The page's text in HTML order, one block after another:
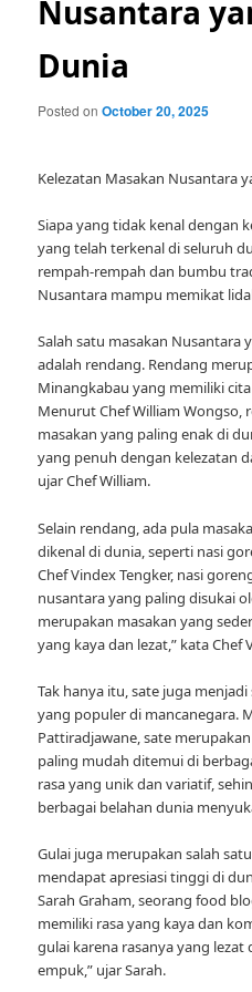
Nusantara
Dunia
Posted onOctober 20, 2025
Kelezatan Masakan Nusantara
Siapa yang tidak kenal dengan
yang telah terkenal di seluruh
rempah-rempah dan bumbu
Nusantara mampu memikat
Salah satu masakan Nusantara
adalah rendang. Rendang
Minangkabau yang memiliki
Menurut Chef William Wongso,
masakan yang paling enak di
yang penuh dengan kelezatan
ujar Chef William.
Selain rendang, ada pula
dikenal di dunia, seperti nasi
Chef Vindex Tengker, nasi
nusantara yang paling disukai
merupakan masakan yang
yang kaya dan lezat,” kata Chef
Tak hanya itu, sate juga
yang populer di mancanegara.
Pattiradjawane, sate
paling mudah ditemui di
rasa yang unik dan variatif,
berbagai belahan dunia
Gulai juga merupakan salah
mendapat apresiasi tinggi di
Sarah Graham, seorang food
memiliki rasa yang kaya dan
gulai karena rasanya yang
empuk,” ujar Sarah.